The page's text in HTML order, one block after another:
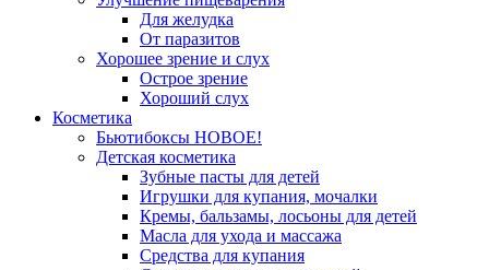
Для желудка
От паразитов
Хорошее зрение и слух
Острое зрение
Хороший слух
Косметика
Бьютибоксы НОВОЕ!
Детская косметика
Зубные пасты для детей
Игрушки для купания, мочалки
Кремы, бальзамы, лосьоны для детей
Масла для ухода и массажа
Средства для купания